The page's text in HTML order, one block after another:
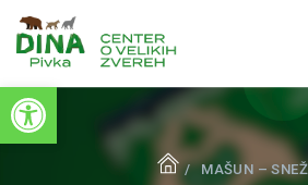
Open toolbar
MAŠUN –